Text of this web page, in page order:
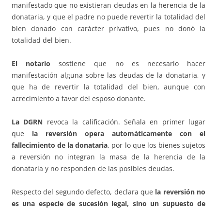
manifestado que no existieran deudas en la herencia de la
donataria, y que el padre no puede revertir la totalidad del
bien donado con carácter privativo, pues no donó la
totalidad del bien.
El notario sostiene que no es necesario hacer
manifestación alguna sobre las deudas de la donataria, y
que ha de revertir la totalidad del bien, aunque con
acrecimiento a favor del esposo donante.
La DGRN revoca la calificación. Señala en primer lugar
que la reversión opera automáticamente con el
fallecimiento de la donataria, por lo que los bienes sujetos
a reversión no integran la masa de la herencia de la
donataria y no responden de las posibles deudas.
Respecto del segundo defecto, declara que la reversión no
es una especie de sucesión legal, sino un supuesto de